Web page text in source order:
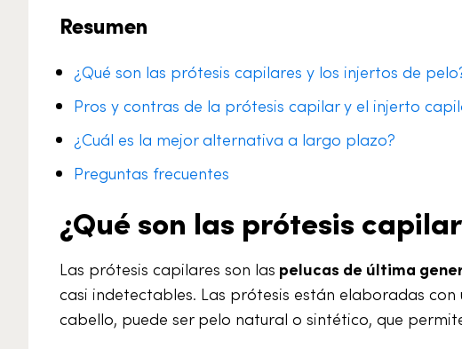
Resumen
¿Qué son las prótesis capilares y los injertos de
Pros y contras de la prótesis capilar y el injerto
¿Cuál es la mejor alternativa a largo plazo?
Preguntas frecuentes
¿Qué son las prótesis
Las prótesis capilares son las pelucas de última
casi indetectables. Las prótesis están elaboradas
cabello, puede ser pelo natural o sintético, que